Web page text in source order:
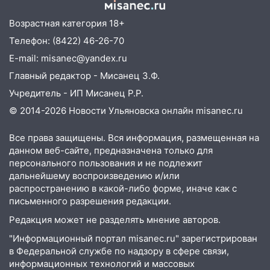
15:59 Ульяновец отдал более 14
миллионов рублей за криминальное
покровительство
15:32 На «кольце» кроссовер сбил 18-
летнего мопедиста
15:00 В Ульяновске после тройного ДТП
14:32 На Ульяновскую область
надвигается жара
14:08 Пешеход переходил по «зебре»:
подробности серьезной аварии на
Фруктовой
13:30
В Димитровграде на улице
Трудовой горело здание
13:00 Водитель без прав врезался в
Возрастная категория 18+
Телефон: (8422) 46-26-70
E-mail: misanec@yandex.ru
Главный редактор - Мисанец З.Ф.
Учредитель - ИП Мисанец Р.Р.
© 2014-2026 Новости Ульяновска онлайн misanec.ru
Все права защищены. Вся информация, размещенная на
данном веб-сайте, предназначена только для
персонального пользования и не подлежит
дальнейшему воспроизведению и/или
распространению в какой-либо форме, иначе как с
письменного разрешения редакции.
Редакция может не разделять мнение авторов.
"Информационный портал misanec.ru" зарегистрирован
в Федеральной службе по надзору в сфере связи,
информационных технологий и массовых